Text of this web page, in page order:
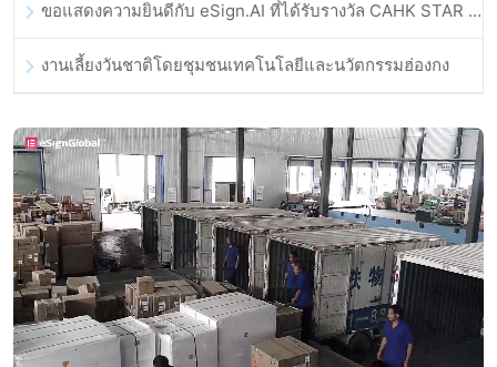
ขอแสดงความยินดีกับ eSign.AI ที่ได้รับรางวัล CAHK STAR Award 2025
งานเลี้ยงวันชาติโดยชุมชนเทคโนโลยีและนวัตกรรมฮ่องกง